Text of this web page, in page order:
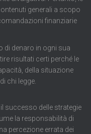
generali a scopo
finanziarie
di denaro in ogni sua
risultati certi perché le
della situazione
chi legge.
successo delle strategie
la responsabilità di
percezione errata dei